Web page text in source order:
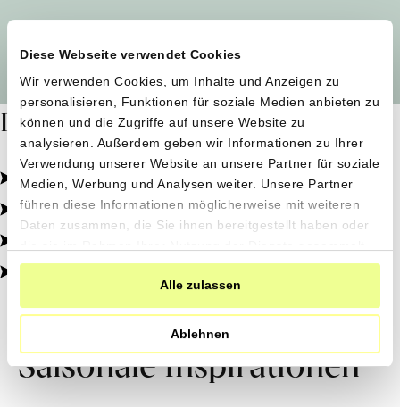
Diese Webseite verwendet Cookies
Wir verwenden Cookies, um Inhalte und Anzeigen zu
personalisieren, Funktionen für soziale Medien anbieten zu
können und die Zugriffe auf unsere Website zu
analysieren. Außerdem geben wir Informationen zu Ihrer
Verwendung unserer Website an unsere Partner für soziale
Medien, Werbung und Analysen weiter. Unsere Partner
führen diese Informationen möglicherweise mit weiteren
Daten zusammen, die Sie ihnen bereitgestellt haben oder
haben.
Alle zulassen
Ablehnen
Dafür stehen wir
Pestizidfrei angebaut, schonend verarbeitet.
Natürliche Zutaten, echter Geschmack.
Von kleinen Höfen, direkt zu dir.
100% transparent, 0% Zusatzstoffe.
Saisonale Inspirationen